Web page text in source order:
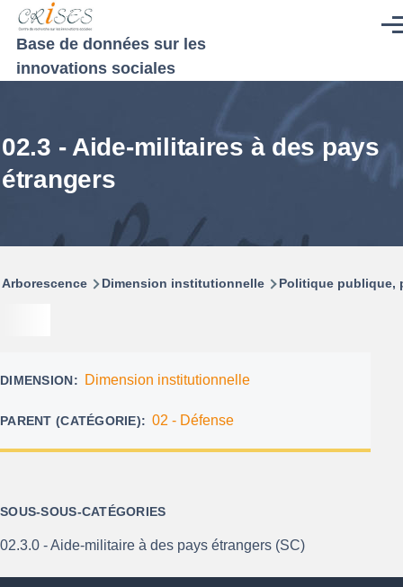
Aller au contenu principal
Base de données sur les
innovations sociales
02.3 - Aide-militaires à des pays
étrangers
Fil
Arborescence Dimension institutionnelle Politique publique,
DIMENSION Dimension institutionnelle
PARENT (CATÉGORIE) 02 - Défense
SOUS-SOUS-CATÉGORIES
02.3.0 - Aide-militaire à des pays étrangers (SC)